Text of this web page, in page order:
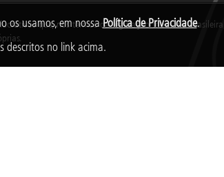
os usamos, em nossaPolítica de Privacidade.
descritos no link acima.
que, nos termos da legislação tributária